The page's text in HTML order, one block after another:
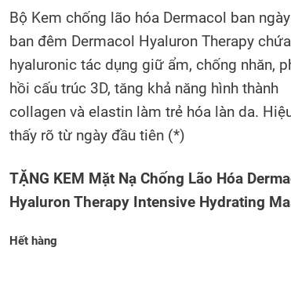
Bộ Kem chống lão hóa Dermacol ban
ban đêm Dermacol Hyaluron Therapy
hyaluronic tác dụng giữ ẩm, chống nhăn,
hồi cấu trúc 3D, tăng khả năng hình thành
collagen và elastin làm trẻ hóa làn da.
thấy rõ từ ngày đầu tiên (*)
TẶNG KEM Mặt Nạ Chống Lão Hóa
Hyaluron Therapy Intensive Hydrating
Hết hàng